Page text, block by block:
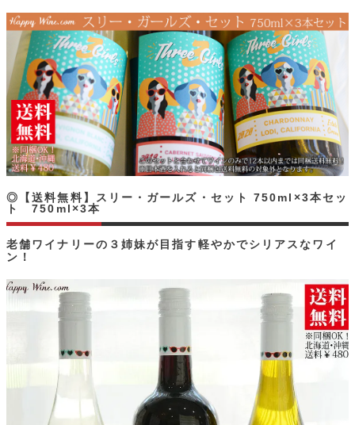
老舗ワイナリーの３姉妹が目指す軽やかでシリアスなワイ
ン！
◎【送料無料】スリー・ガールズ・セット 750ml×3本セッ
ト 750ml×3本